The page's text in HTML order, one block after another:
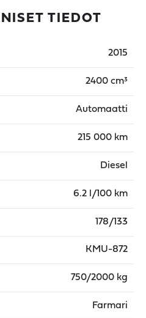
TIEDOT
2015
2400 cm³
Automaatti
215 000 km
Diesel
6.2 l/100 km
178/133
KMU-872
750/2000 kg
Farmari